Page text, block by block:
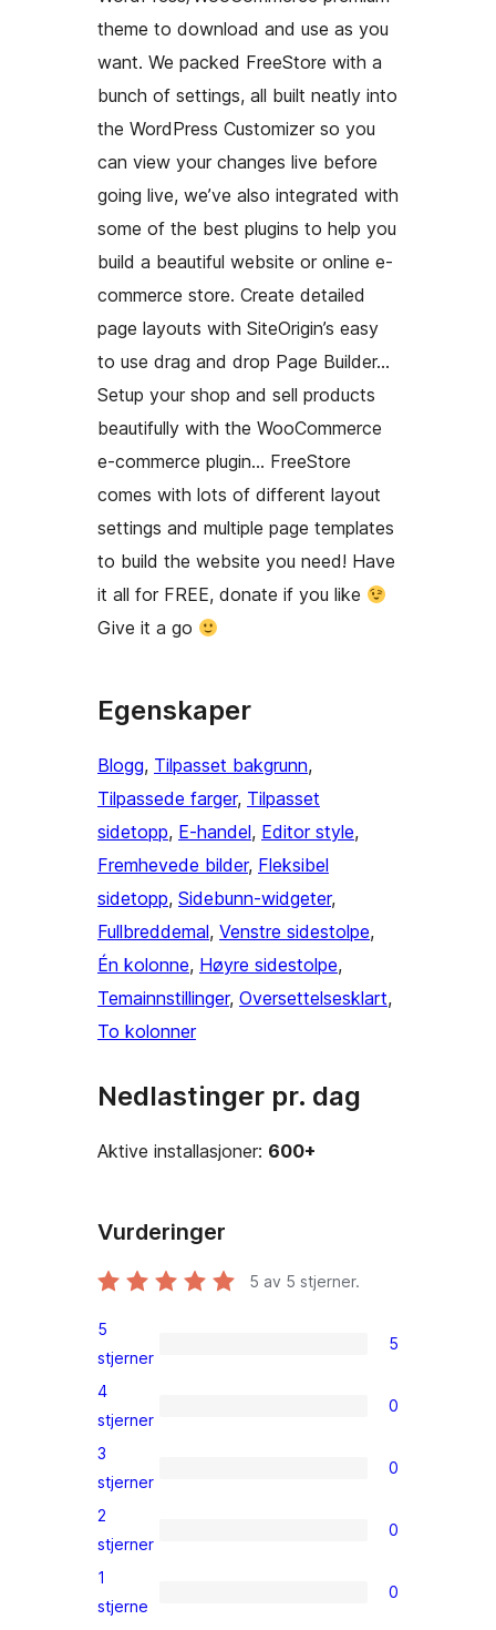
theme to download and use as you
want. We packed FreeStore with a
bunch of settings, all built neatly into
the WordPress Customizer so you
can view your changes live before
going live, we’ve also integrated with
some of the best plugins to help you
build a beautiful website or online e-
commerce store. Create detailed
page layouts with SiteOrigin’s easy
to use drag and drop Page Builder…
Setup your shop and sell products
beautifully with the WooCommerce
e-commerce plugin… FreeStore
comes with lots of different layout
settings and multiple page templates
to build the website you need! Have
it all for FREE, donate if you like
Give it a go
Egenskaper
Blogg, Tilpasset bakgrunn
Tilpassede farger, Tilpasset
sidetopp, E-handel, Editor style
Fremhevede bilder, Fleksibel
sidetopp, Sidebunn-widgeter
Fullbreddemal, Venstre sidestolpe
Én kolonne, Høyre sidestolpe
Temainnstillinger, Oversettelsesklart
To kolonner
Nedlastinger pr. dag
Aktive installasjoner: 600+
Vurderinger
5 av 5 stjerner.
5
5-
star
5
stjerner
5
0
4-
star
4
stjerner
0
0
3-
star
3
stjerner
0
0
2-
star
2
stjerner
0
0
1
stjerne
0